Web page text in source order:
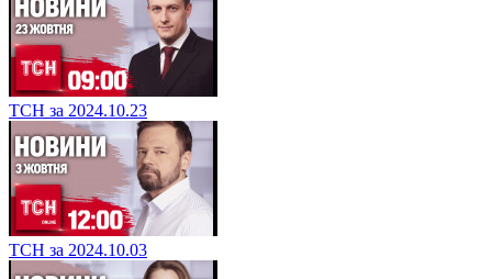
ТСН за 2024.10.23
ТСН за 2024.10.03